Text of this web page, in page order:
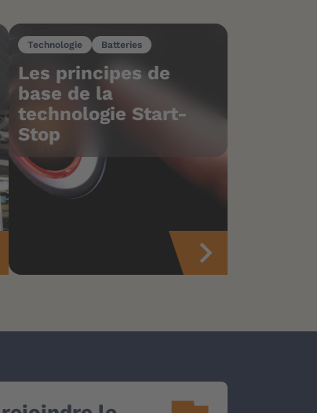
Technologie Batteries
Les principes de
base de la
technologie Start-
Stop